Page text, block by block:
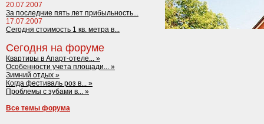
20.07.2007
За последние пять лет прибыльность...
17.07.2007
Сегодня стоимость 1 кв. метра в...
Сегодня на форуме
Квартиры в Апарт-отеле... »
Особенности учета площади... »
Зимний отдых »
Когда фестиваль роз в... »
Проблемы с зубами в... »
Все темы форума